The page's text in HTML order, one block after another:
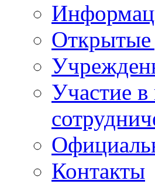
Участие
Контакты